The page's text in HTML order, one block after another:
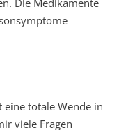
eine totale Wende in
viele Fragen